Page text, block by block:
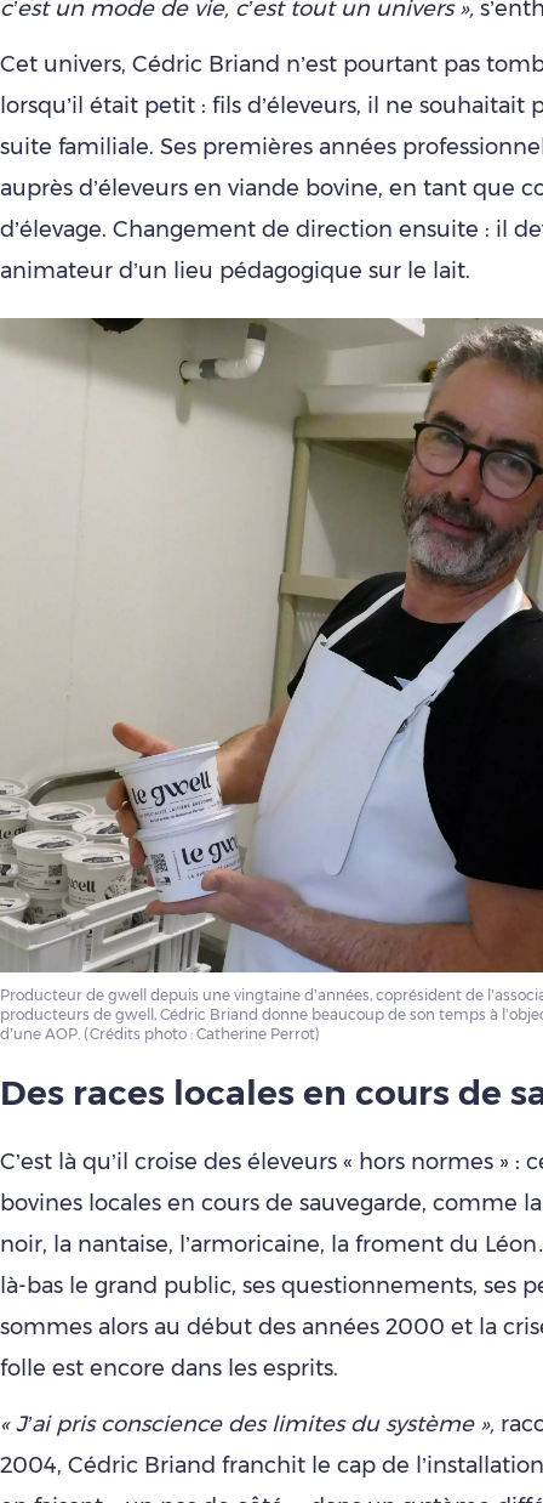
c’est un mode de vie, c’est tout un univers »,
Cet univers, Cédric Briand n’est pourtant pas
lorsqu’il était petit : fils d’éleveurs, il ne souhaitait
suite familiale. Ses premières années
auprès d’éleveurs en viande bovine, en tant que
d’élevage. Changement de direction ensuite : il
animateur d’un lieu pédagogique sur le lait.
Producteur de gwell depuis une vingtaine d’années, coprésident de
producteurs de gwell, Cédric Briand donne beaucoup de son temps à
d’une AOP. (Crédits photo : Catherine Perrot)
Des races locales en cours de
C’est là qu’il croise des éleveurs « hors normes » :
bovines locales en cours de sauvegarde, comme
noir, la nantaise, l’armoricaine, la froment du
là-bas le grand public, ses questionnements, ses
sommes alors au début des années 2000 et la
folle est encore dans les esprits.
« J’ai pris conscience des limites du système »,
2004, Cédric Briand franchit le cap de